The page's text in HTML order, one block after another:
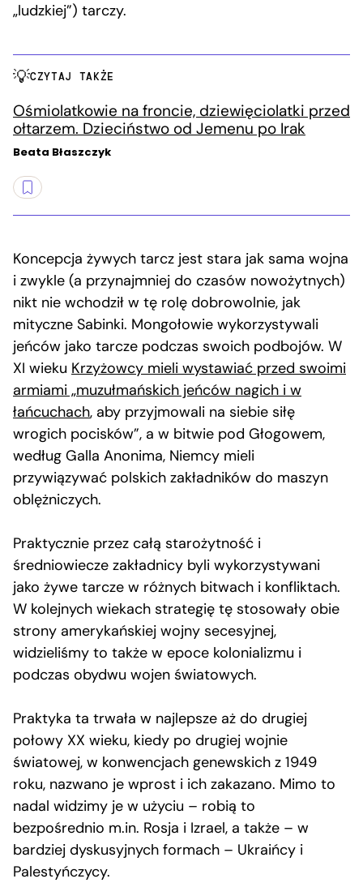
„ludzkiej”) tarczy.
CZYTAJ TAKŻE
Ośmiolatkowie na froncie, dziewięciolatki przed
ołtarzem. Dzieciństwo od Jemenu po Irak
Beata Błaszczyk
Koncepcja żywych tarcz jest stara jak sama wojna
i zwykle (a przynajmniej do czasów nowożytnych)
nikt nie wchodził w tę rolę dobrowolnie, jak
mityczne Sabinki. Mongołowie wykorzystywali
jeńców jako tarcze podczas swoich podbojów. W
XI wieku Krzyżowcy mieli wystawiać przed swoimi
armiami „muzułmańskich jeńców nagich i w
łańcuchach, aby przyjmowali na siebie siłę
wrogich pocisków”, a w bitwie pod Głogowem,
według Galla Anonima, Niemcy mieli
przywiązywać polskich zakładników do maszyn
oblężniczych.
Praktycznie przez całą starożytność i
średniowiecze zakładnicy byli wykorzystywani
jako żywe tarcze w różnych bitwach i konfliktach.
W kolejnych wiekach strategię tę stosowały obie
strony amerykańskiej wojny secesyjnej,
widzieliśmy to także w epoce kolonializmu i
podczas obydwu wojen światowych.
Praktyka ta trwała w najlepsze aż do drugiej
połowy XX wieku, kiedy po drugiej wojnie
światowej, w konwencjach genewskich z 1949
roku, nazwano je wprost i ich zakazano. Mimo to
nadal widzimy je w użyciu – robią to
bezpośrednio m.in. Rosja i Izrael, a także – w
bardziej dyskusyjnych formach – Ukraińcy i
Palestyńczycy.